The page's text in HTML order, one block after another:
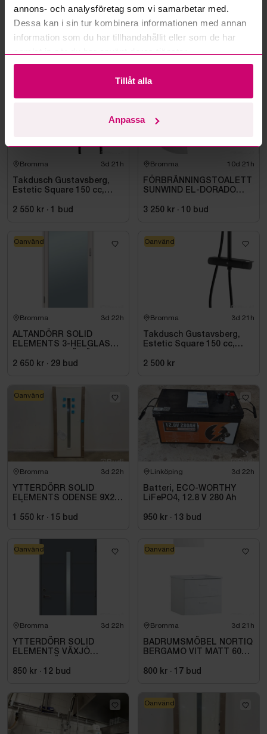
annons- och analysföretag som vi samarbetar med.
Dessa kan i sin tur kombinera informationen med annan
information som du har tillhandahållit eller som de har
Tillåt alla
Anpassa
Bromma 3d 21h
Takdusch Gustavsberg,
Estetic Square 150 cc,
2 550 kr · bud
Bromma 10d 21h
FÖRBRÄNNINGSTOALETT
SUNWIND EL-DORADO
3 250 kr · 10 bud
Bromma 3d 22h
ALTANDÖRR SOLID
ELEMENTS 3-HELGLAS
2 650 kr · 29 bud
Oanvänd
Bromma 3d 21h
Takdusch Gustavsberg,
Estetic Square 150 cc,
2 500 kr
Oanvänd
Bromma 3d 22h
YTTERDÖRR SOLID
ELEMENTS ODENSE 9X20
1 550 kr · 15 bud
Oanvänd
Linköping 3d 22h
Batteri, ECO-WORTHY
LiFePO4, 12.8 V 280 Ah
950 kr · 13 bud
Bromma 3d 22h
YTTERDÖRR SOLID
ELEMENTS VÄXJÖ
850 kr · 12 bud
Oanvänd
Bromma 3d 21h
BADRUMSMÖBEL NORTIQ
BERGAMO VIT MATT 60
800 kr · 17 bud
Oanvänd
Oanvänd